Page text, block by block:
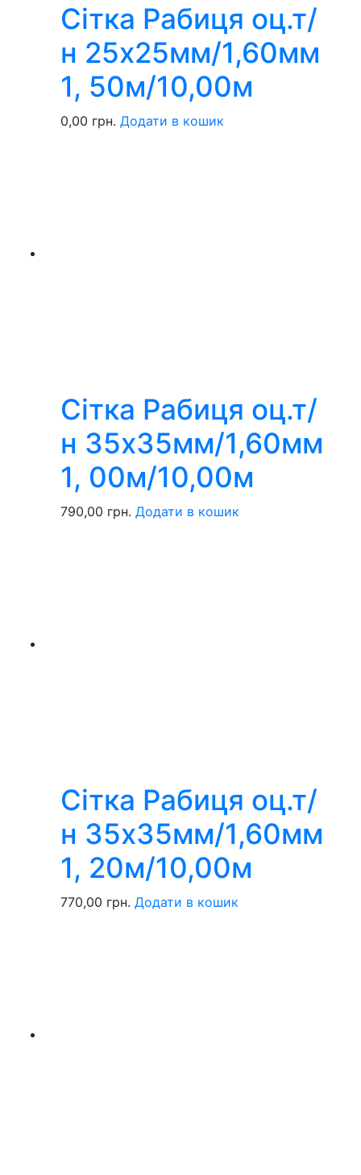
Сітка Рабиця оц.т/
н 25х25мм/1,60мм
1, 50м/10,00м
0,00 грн. Додати в кошик
Сітка Рабиця оц.т/
н 35х35мм/1,60мм
1, 00м/10,00м
790,00 грн. Додати в кошик
Сітка Рабиця оц.т/
н 35х35мм/1,60мм
1, 20м/10,00м
770,00 грн. Додати в кошик